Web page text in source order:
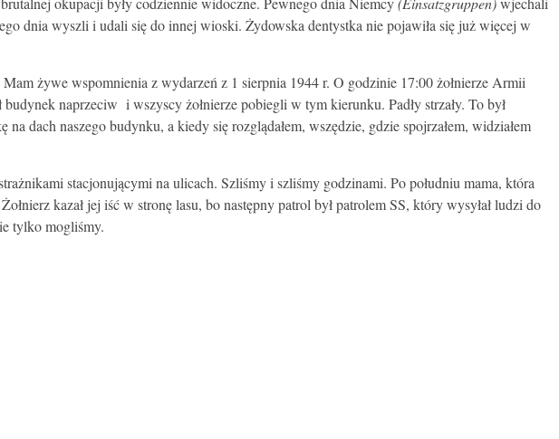
dnia wyszli i udali się do innej wioski. Żydowska dentystka nie pojawiła się już więcej w
żywe wspomnienia z wydarzeń z 1 sierpnia 1944 r. O godzinie 17:00 żołnierze Armii
naprzeciw i wszyscy żołnierze pobiegli w tym kierunku. Padły strzały. To był
dach naszego budynku, a kiedy się rozglądałem, wszędzie, gdzie spojrzałem, widziałem
stacjonującymi na ulicach. Szliśmy i szliśmy godzinami. Po południu mama, która
kazał jej iść w stronę lasu, bo następny patrol był patrolem SS, który wysyłał ludzi do
tylko mogliśmy.